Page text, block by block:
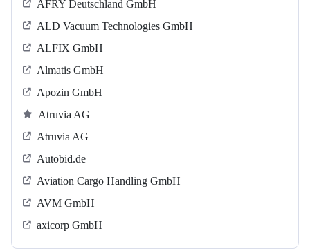
AFRY Deutschland GmbH
ALD Vacuum Technologies GmbH
ALFIX GmbH
Almatis GmbH
Apozin GmbH
Atruvia AG
Atruvia AG
Autobid.de
Aviation Cargo Handling GmbH
AVM GmbH
axicorp GmbH